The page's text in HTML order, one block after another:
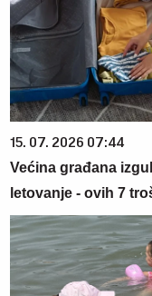
15. 07. 2026 07:44
Većina građana
letovanje - ovih 7